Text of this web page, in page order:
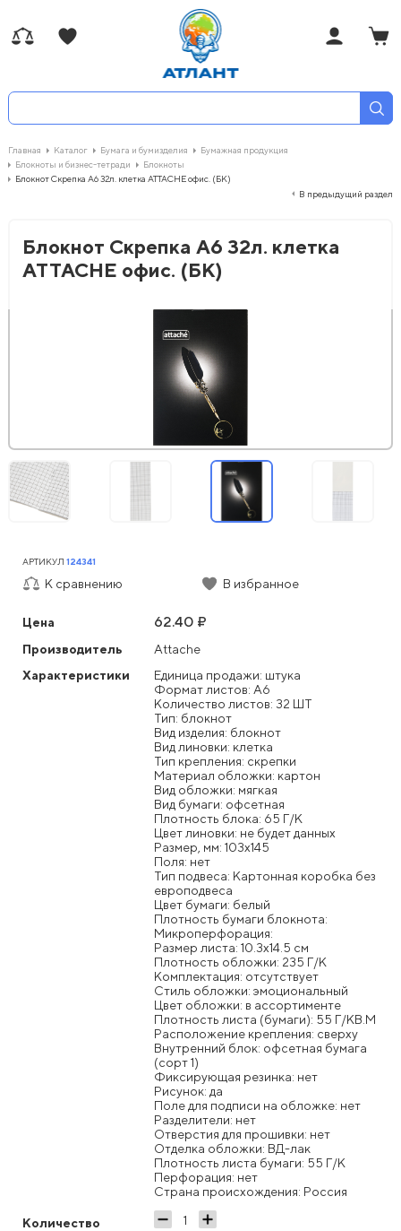
Главная Каталог Бумага и бумизделия
Бумажная продукция
Блокноты и бизнес-тетради
Блокноты
Блокнот Скрепка А6 32л. клетка ATTACHE офис. (БК)
В предыдущий раздел
Блокнот Скрепка А6 32л. клетка
ATTACHE офис. (БК)
Цена 62.40 ₽
Производитель
Attache
Характеристики
Единица продажи: штука
Формат листов: А6
Количество листов: 32 ШТ
Тип: блокнот
Вид изделия: блокнот
Вид линовки: клетка
Тип крепления: скрепки
Материал обложки: картон
Вид обложки: мягкая
Вид бумаги: офсетная
Плотность блока: 65 Г/К
Цвет линовки: не будет данных
Размер, мм: 103x145
Поля: нет
Тип подвеса: Картонная коробка без
европодвеса
Цвет бумаги: белый
Плотность бумаги блокнота:
Микроперфорация:
Размер листа: 10.3x14.5 см
Плотность обложки: 235 Г/К
Комплектация: отсутствует
Стиль обложки: эмоциональный
Цвет обложки: в ассортименте
Плотность листа (бумаги): 55 Г/КВ.М
Расположение крепления: сверху
Внутренний блок: офсетная бумага
(сорт 1)
Фиксирующая резинка: нет
Рисунок: да
Поле для подписи на обложке: нет
Разделители: нет
Отверстия для прошивки: нет
Отделка обложки: ВД-лак
Плотность листа бумаги: 55 Г/К
Перфорация: нет
Страна происхождения: Россия
Количество
АРТИКУЛ 124341
К сравнению В избранное